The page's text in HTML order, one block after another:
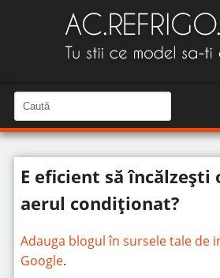
a
u
t
C
a
u
î
n
i
t
E eficient să încălzești
aerul condiționat?
Adauga blogul în sursele tale de
Google.